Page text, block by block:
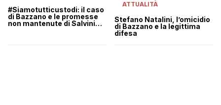
#Siamotutticustodi: il caso
di Bazzano e le promesse
non mantenute di Salvini
ATTUALITÀ
Stefano Natalini, l’omicidio
di Bazzano e la legittima
difesa